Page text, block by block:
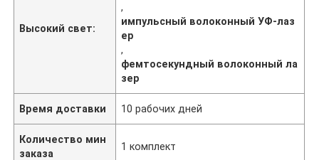
Высокий свет:
,
импульсный волоконный УФ-лаз
ер
,
фемтосекундный волоконный ла
зер
Время доставки 10 рабочих дней
Количество мин
заказа
1 комплект